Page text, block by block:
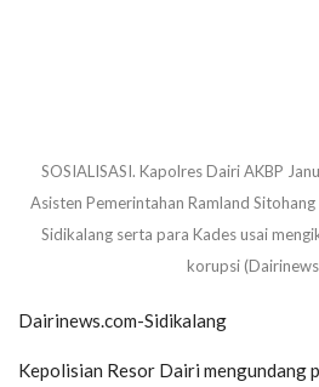
SOSIALISASI. Kapolres Dairi AKBP
Asisten Pemerintahan Ramland
Sidikalang serta para Kades usai
korupsi
Dairinews.com-Sidikalang
Kepolisian Resor Dairi mengundang